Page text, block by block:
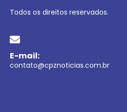
Todos os direitos reservados.
E-mail:
contato@cpznoticias.com.br